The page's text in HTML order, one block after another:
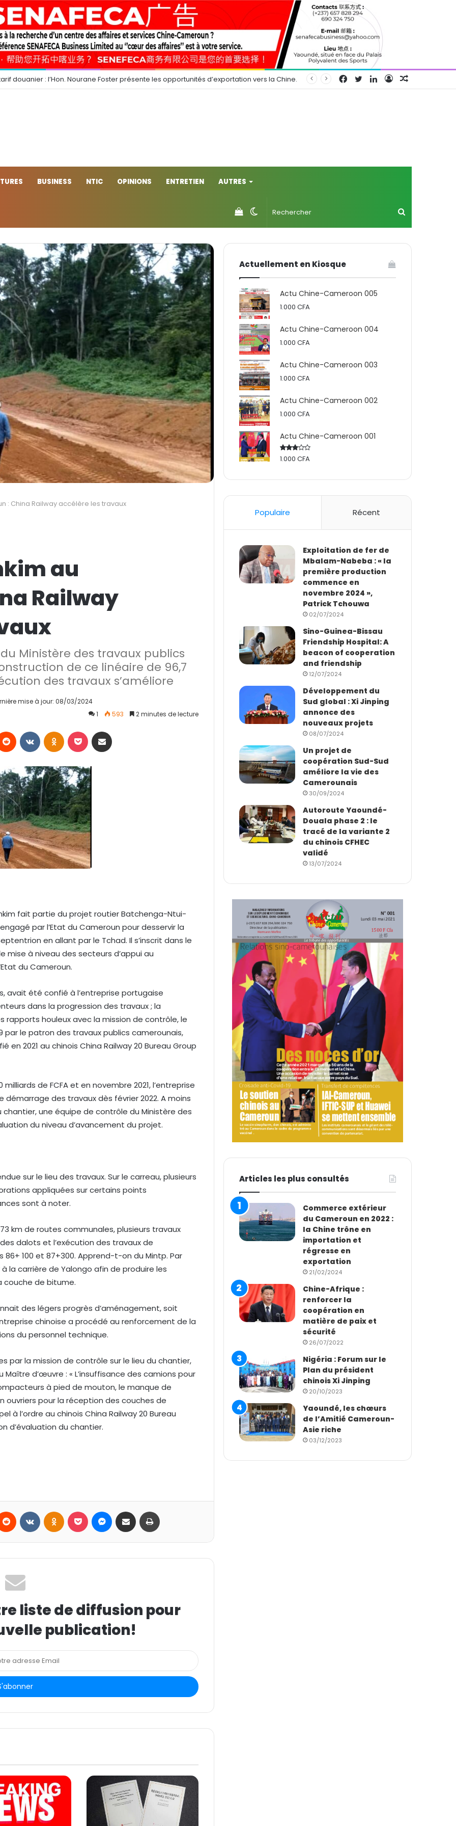
douanier : l’Hon. Nourane Foster présente les opportunités d’exportation vers la Chine. Connexion
Linkedin
Twitter
Facebook
BUSINESS NTIC OPINIONS ENTRETIEN AUTRES
Switch
skin
Voir
votre
: China Railway accélère les travaux
au
Railway
Ministère des travaux publics
de ce linéaire de 96,7
des travaux s’améliore
mise à jour: 08/03/2024
1
593 2 minutes de lecture
fait partie du projet routier Batchenga-Ntui-
par l’Etat du Cameroun pour desservir la
en allant par le Tchad. Il s’inscrit dans le
à niveau des secteurs d’appui au
du Cameroun.
avait été confié à l’entreprise portugaise
dans la progression des travaux ; la
houleux avec la mission de contrôle, le
le patron des travaux publics camerounais,
en 2021 au chinois China Railway 20 Bureau Group
de FCFA et en novembre 2021, l’entreprise
démarrage des travaux dès février 2022. A moins
une équipe de contrôle du Ministère des
du niveau d’avancement du projet.
sur le lieu des travaux. Sur le carreau, plusieurs
appliquées sur certains points
sont à noter.
km de routes communales, plusieurs travaux
dalots et l’exécution des travaux de
100 et 87+300. Apprend-t-on du Mintp. Par
la carrière de Yalongo afin de produire les
couche de bitume.
des légers progrès d’aménagement, soit
chinoise a procédé au renforcement de la
du personnel technique.
par la mission de contrôle sur le lieu du chantier,
d’œuvre : « L’insuffisance des camions pour
à pied de mouton, le manque de
ouvriers pour la réception des couches de
à l’ordre au chinois China Railway 20 Bureau
d’évaluation du chantier.
liste de diffusion pour
publication!
Actuellement en Kiosque
Actu Chine-Cameroon 005
1.000CFA
Actu Chine-Cameroon 004
1.000CFA
Actu Chine-Cameroon 003
1.000CFA
Actu Chine-Cameroon 002
1.000CFA
Actu Chine-Cameroon 001
Rated
1.000CFA
Populaire Récent
Exploitation de fer de
Mbalam-Nabeba : « la
première production
commence en
novembre 2024 »,
Patrick Tchouwa
02/07/2024
Sino-Guinea-Bissau
Friendship Hospital: A
beacon of cooperation
and friendship
12/07/2024
Développement du
Sud global : Xi Jinping
annonce des
nouveaux projets
08/07/2024
Un projet de
coopération Sud-Sud
améliore la vie des
Camerounais
30/09/2024
Autoroute Yaoundé-
Douala phase 2 : le
tracé de la variante 2
du chinois CFHEC
validé
13/07/2024
Articles les plus consultés
Commerce extérieur
du Cameroun en 2022 :
la Chine trône en
importation et
régresse en
exportation
21/02/2024
Chine-Afrique :
renforcer la
coopération en
matière de paix et
sécurité
26/07/2022
Nigéria : Forum sur le
Plan du président
chinois Xi Jinping
20/10/2023
Yaoundé, les chœurs
de l’Amitié Cameroun-
Asie riche
03/12/2023